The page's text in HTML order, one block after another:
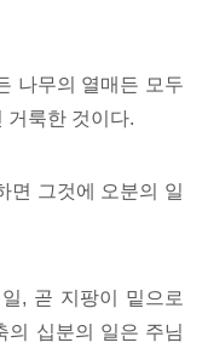
나무의 열매든 모두
거룩한 것이다.
면 그것에 오분의 일
, 곧 지팡이 밑으로
의 십분의 일은 주님